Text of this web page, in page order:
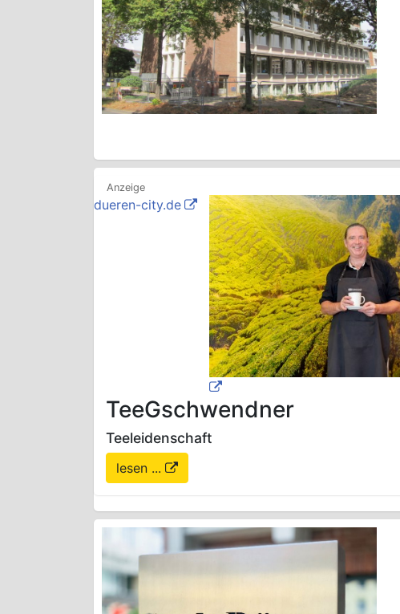
dueren-city.de
TeeGschwendner
Teeleidenschaft
lesen ...